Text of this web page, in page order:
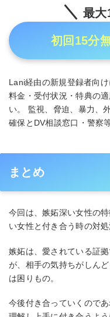
最大
初回15分
Lani経由の新規登録者向
料金・受付状況・特典の
い。 監視、脅迫、暴力、
確保とDV相談窓口・警察
まとめ
今回は、嫉妬深い女性の
い女性と付き合う時の対処
嫉妬は、愛されている証
が、相手の気持ちがしん
は困りもの。
今後付き合っていくので